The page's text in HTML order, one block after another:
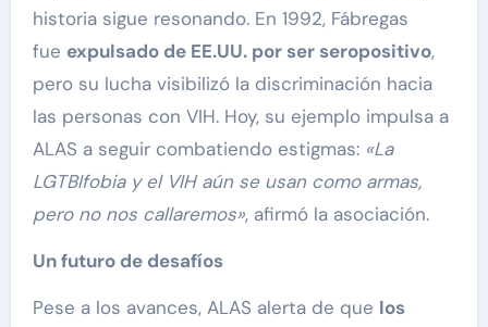
historia sigue resonando. En 1992, Fábregas
fue expulsado de EE.UU. por ser seropositivo,
pero su lucha visibilizó la discriminación hacia
las personas con VIH. Hoy, su ejemplo impulsa a
ALAS a seguir combatiendo estigmas: «La
LGTBIfobia y el VIH aún se usan como armas,
pero no nos callaremos», afirmó la asociación.
Un futuro de desafíos
Pese a los avances, ALAS alerta de que los